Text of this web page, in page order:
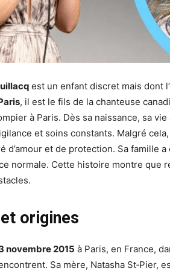
est un enfant discret mais dont
, il est le fils de la chanteuse
à Paris. Dès sa naissance, sa
et soins constants. Malgré
d’amour et de protection. Sa famille
normale. Cette histoire montre que
origines
novembre 2015 à Paris, en France,
Sa mère, Natasha St‑Pier,